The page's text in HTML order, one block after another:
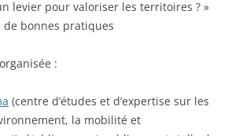
levier pour valoriser les territoires ? »
de bonnes pratiques
:
(centre d’études et d’expertise sur les
la mobilité et